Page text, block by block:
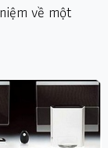
về một